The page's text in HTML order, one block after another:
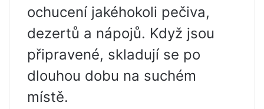
ochucení jakéhokoli pečiva,
dezertů a nápojů. Když jsou
připravené, skladují se po
dlouhou dobu na suchém
místě.